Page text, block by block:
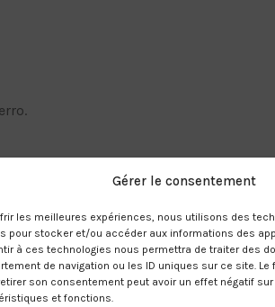
Gérer le consentement
les meilleures expériences, nous utilisons des
pour stocker et/ou accéder aux informations des
à ces technologies nous permettra de traiter des
de navigation ou les ID uniques sur ce site.
son consentement peut avoir un effet négatif
et fonctions.